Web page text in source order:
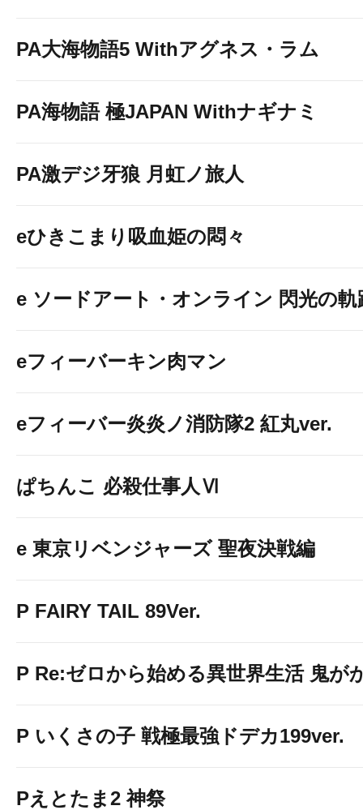
PA大海物語5 Withアグネス・ラム
PA海物語 極JAPAN Withナギナミ
PA激デジ牙狼 月虹ノ旅人
eひきこまり吸血姫の悶々
e ソードアート・オンライン 閃光の軌
eフィーバーキン肉マン
eフィーバー炎炎ノ消防隊2 紅丸ver.
ぱちんこ 必殺仕事人Ⅵ
e 東京リベンジャーズ 聖夜決戦編
P FAIRY TAIL 89Ver.
P Re:ゼロから始める異世界生活 鬼が
P いくさの子 戦極最強ドデカ199ver.
Pえとたま2 神祭